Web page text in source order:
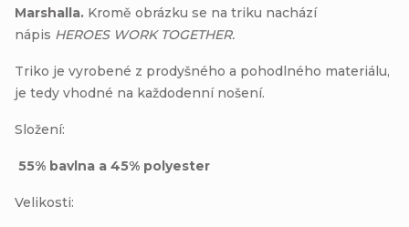
Marshalla. Kromě obrázku se na triku nachází
nápis HEROES WORK TOGETHER.
Triko je vyrobené z prodyšného a pohodlného materiálu,
je tedy vhodné na každodenní nošení.
Složení:
55% bavlna a 45% polyester
Velikosti: